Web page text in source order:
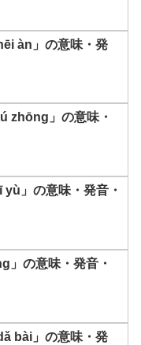
àn」の意味・発
zhōng」の意味・
yù」の意味・発音・
」の意味・発音・
bài」の意味・発